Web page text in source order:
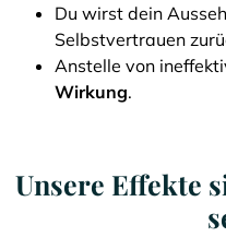
Du wirst dein
Selbstvertrauen
Anstelle von
Wirkung.
Unsere Effekte